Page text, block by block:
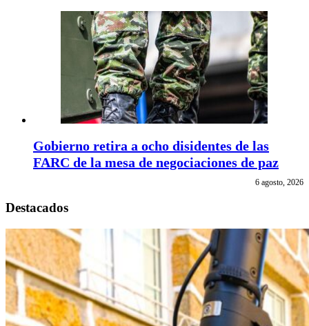
Gobierno retira a ocho disidentes de las
FARC de la mesa de negociaciones de paz
6 agosto, 2026
Destacados